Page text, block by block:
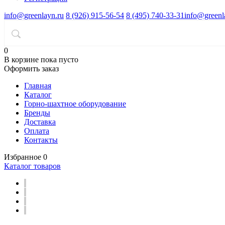
info@greenlayn.ru 8 (926) 915-56-54 8 (495) 740-33-31
0
В корзине пока пусто
Оформить заказ
Главная
Каталог
Горно-шахтное оборудование
Бренды
Доставка
Оплата
Контакты
Избранное 0
Каталог товаров